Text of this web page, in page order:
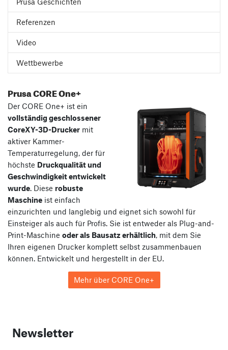
Referenzen
Video
Wettbewerbe
Prusa CORE One+
Der CORE One+ ist ein
vollständig geschlossener
CoreXY-3D-Drucker mit
aktiver Kammer-
Temperaturregelung, der für
höchste Druckqualität und
Geschwindigkeit entwickelt
wurde. Diese robuste
Maschine ist einfach
einzurichten und langlebig und eignet sich sowohl für
Einsteiger als auch für Profis. Sie ist entweder als Plug-and-
Print-Maschine oder als Bausatz erhältlich, mit dem Sie
Ihren eigenen Drucker komplett selbst zusammenbauen
können. Entwickelt und hergestellt in der EU.
Mehr über CORE One+
Newsletter